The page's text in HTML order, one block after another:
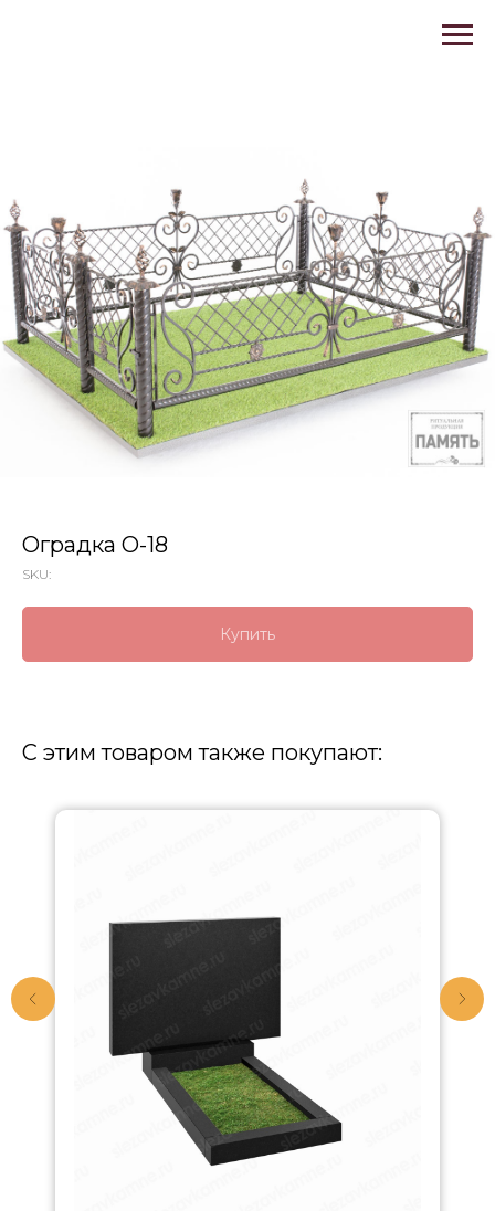
Оградка О-18
SKU:
Купить
С этим товаром также покупают: